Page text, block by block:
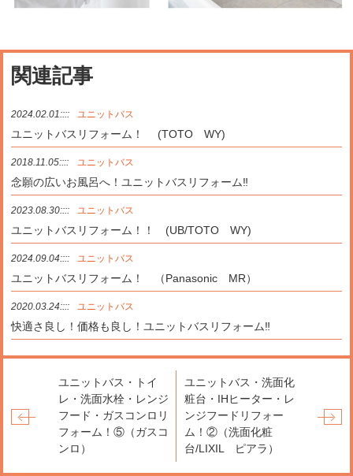
関連記事
2024.02.01:::: ユニットバス
ユニットバスリフォーム！ (TOTO WY)
2018.11.05:::: ユニットバス
念願の広いお風呂へ！ユニットバスリフォーム‼
2023.08.30:::: ユニットバス
ユニットバスリフォーム！！ (UB/TOTO WY)
2024.09.04:::: ユニットバス
ユニットバスリフォーム！ （Panasonic MR）
2020.03.24:::: ユニットバス
快適さ良し！価格も良し！ユニットバスリフォーム‼
ユニットバス・トイ
レ・洗面水栓・レンジ
フード・ガスコンロリ
フォーム！⑤（ガスコ
ンロ）
ユニットバス・洗面化
粧台・IHヒーター・レ
ンジフードリフォー
ム！②（洗面化粧
台/LIXIL ピアラ）